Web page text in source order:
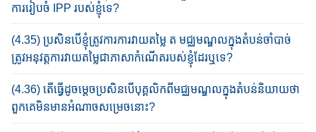
ការ​រៀប​ចំ​ IPP របស់​ខ្ញុំទេ?
(4.35) ប្រសិនបើខ្ញុំ​ត្រូវ​ការ​ការវាយតម្លៃ​ ត មជ្ឈមណ្ឌលក្នុងតំបន់​ចាំបាច់
ត្រូវ​អនុវត្ត​ការ​វាយតម្លៃ​ជា​ភាសា​កំណើត​របស់ខ្ញុំដែរឬទេ​?
(4.36) តើធ្វើដូចម្តេច​ប្រ​សិន​បើ​បុគ្គលិក​ពី​មជ្ឈមណ្ឌលក្នុងតំបន់​និយាយ​ថា​
ពួកគេ​មិន​​មាន​អំណាច​សម្រេចនោះ?